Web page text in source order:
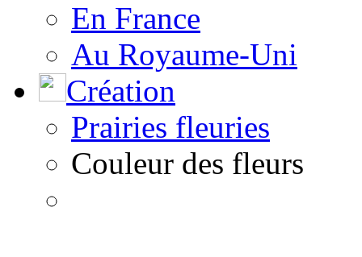
En France
Au Royaume-Uni
Création
Prairies fleuries
Couleur des fleurs